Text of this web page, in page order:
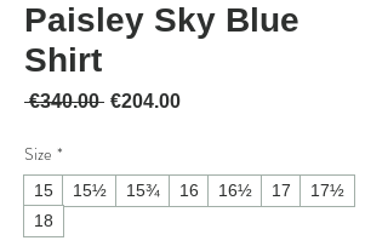
Paisley Sky Blue
Shirt
€340.00 通常価格
€204.00セール価格
Size *
15 15½ 15¾ 16 16½ 17
17½
18